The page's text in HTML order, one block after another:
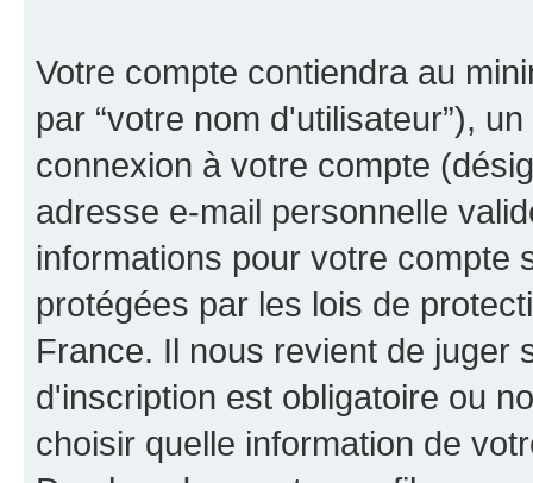
Votre compte contiendra au
par “votre nom d'utilisateur”),
connexion à votre compte
adresse e-mail personnelle
informations pour votre compte
protégées par les lois de
France. Il nous revient de juger
d'inscription est obligatoire ou
choisir quelle information de